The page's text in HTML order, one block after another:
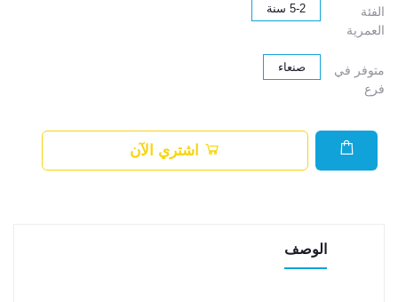
الفئة
العمرية
5-2 سنة
متوفر في
فرع
صنعاء
اشتري الآن
الوصف